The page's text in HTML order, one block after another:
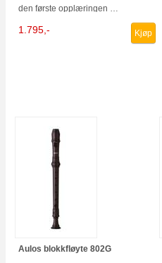
den første opplæringen …
1.795,- Kjøp
Aulos blokkfløyte 802G